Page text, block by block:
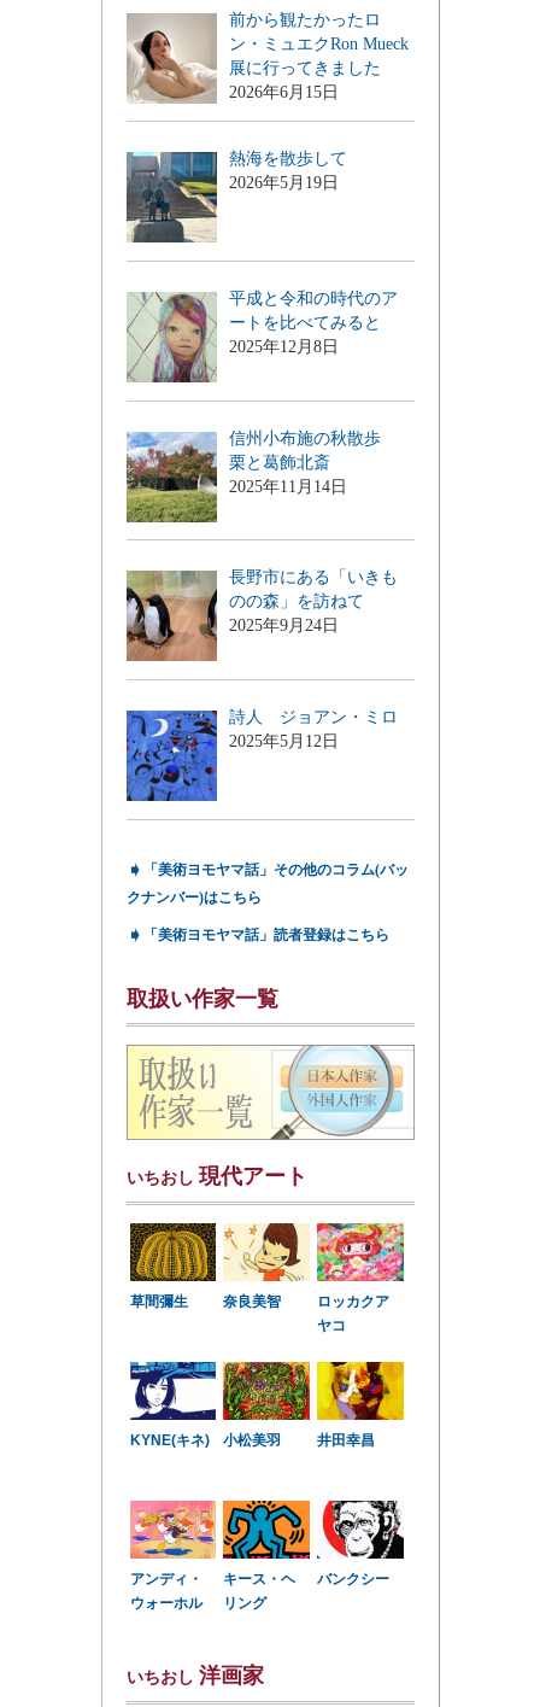
前から観たかったロ
ン・ミュエクRon Mueck
展に行ってきました
2026年6月15日
熱海を散歩して
2026年5月19日
平成と令和の時代のア
ートを比べてみると
2025年12月8日
信州小布施の秋散歩
栗と葛飾北斎
2025年11月14日
長野市にある「いきも
のの森」を訪ねて
2025年9月24日
詩人 ジョアン・ミロ
2025年5月12日
➧
「美術ヨモヤマ話」その他のコラム(バッ
クナンバー)はこちら
➧ 「美術ヨモヤマ話」読者登録はこちら
取扱い作家一覧
いちおし 現代アート
草間彌生 奈良美智
ロッカクア
ヤコ
KYNE(キネ) 小松美羽 井田幸昌
アンディ・
ウォーホル
キース・ヘ
リング
バンクシー
いちおし 洋画家